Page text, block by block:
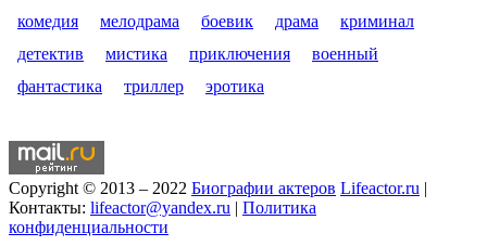
комедия мелодрама боевик драма
криминал
детектив
мистика приключения
военный
фантастика
триллер эротика
Copyright © 2013 – 2022 Биографии актеров Lifeactor.ru |
Контакты: lifeactor@yandex.ru | Политика
конфиденциальности